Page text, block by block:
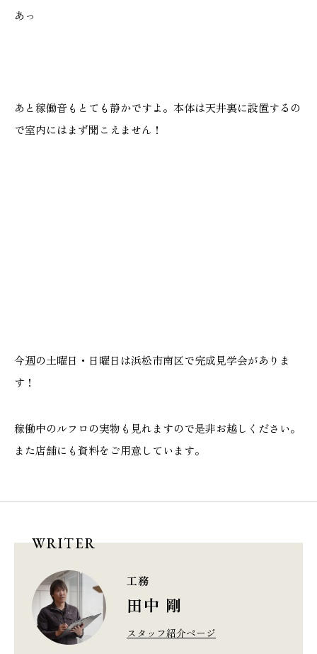
あっ
あと稼働音もとても静かですよ。本体は天井裏に設置するの
で室内にはまず聞こえません！
今週の土曜日・日曜日は浜松市南区で完成見学会がありま
す！
稼働中のルフロの実物も見れますので是非お越しください。
また店舗にも資料をご用意しています。
WRITER
工務
田中 剛
スタッフ紹介ページ